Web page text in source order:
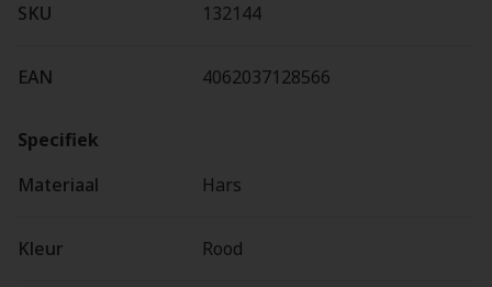
SKU 132144
EAN 4062037128566
Specifiek
Materiaal
Hars
Kleur Rood